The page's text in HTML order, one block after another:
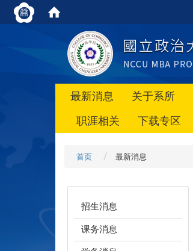
最新消息 关于系所
职涯相关
下载专区
首页 最新消息
招生消息
课务消息